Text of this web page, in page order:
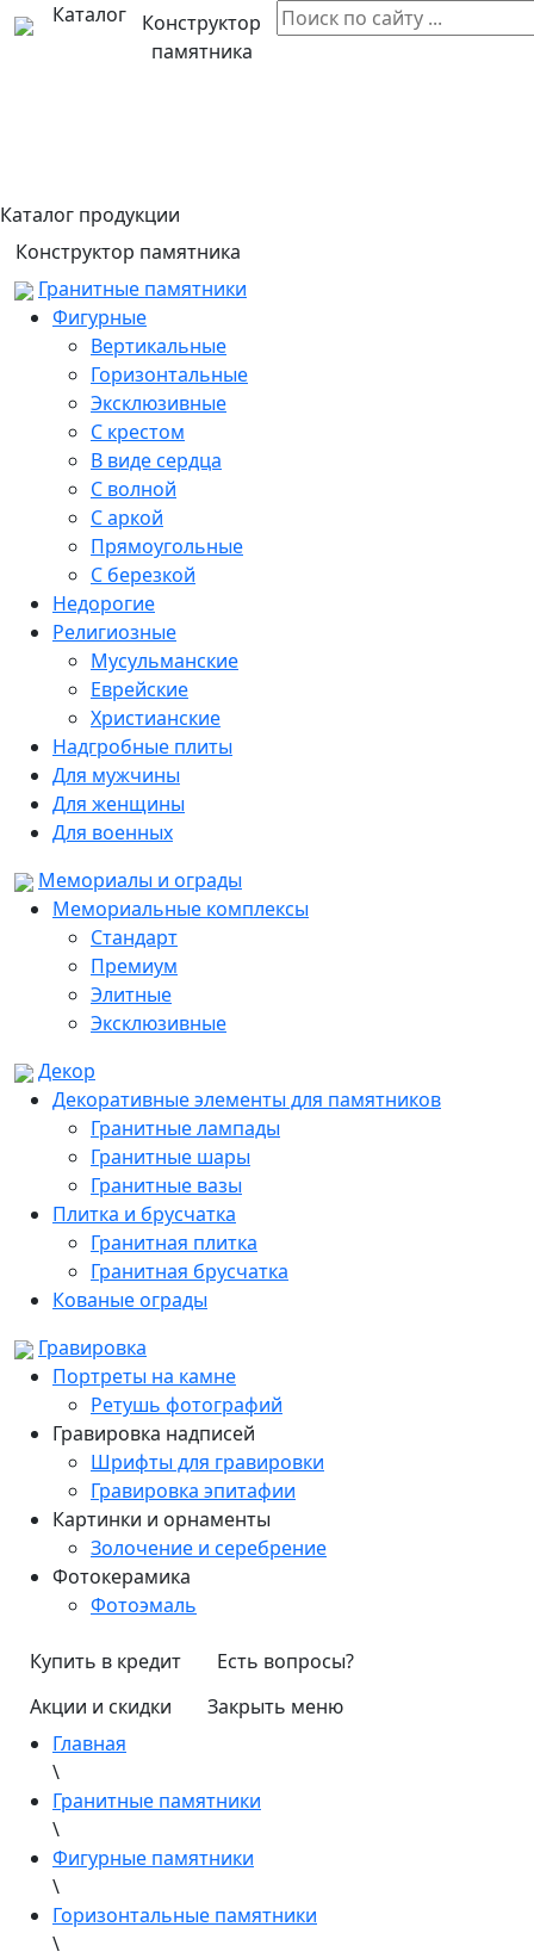
Каталог
Конструктор
памятника
Каталог продукции
Конструктор памятника
Гранитные памятники
Фигурные
Вертикальные
Горизонтальные
Эксклюзивные
С крестом
В виде сердца
С волной
С аркой
Прямоугольные
С березкой
Недорогие
Религиозные
Мусульманские
Еврейские
Христианские
Надгробные плиты
Для мужчины
Для женщины
Для военных
Мемориалы и ограды
Мемориальные комплексы
Стандарт
Премиум
Элитные
Эксклюзивные
Декор
Декоративные элементы для памятников
Гранитные лампады
Гранитные шары
Гранитные вазы
Плитка и брусчатка
Гранитная плитка
Гранитная брусчатка
Кованые ограды
Гравировка
Портреты на камне
Ретушь фотографий
Гравировка надписей
Шрифты для гравировки
Гравировка эпитафии
Картинки и орнаменты
Золочение и серебрение
Фотокерамика
Фотоэмаль
Купить в кредит
Есть вопросы?
Акции и скидки
Закрыть меню
Главная
\
Гранитные памятники
\
Фигурные памятники
\
Горизонтальные памятники
\